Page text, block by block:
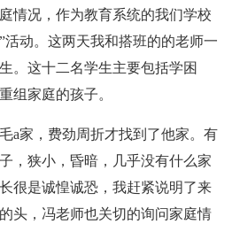
情况，作为教育系统的我们学校
动。这两天我和搭班的的老师一
。这十二名学生主要包括学困
组家庭的孩子。
a家，费劲周折才找到了他家。有
，狭小，昏暗，几乎没有什么家
很是诚惶诚恐，我赶紧说明了来
头，冯老师也关切的询问家庭情